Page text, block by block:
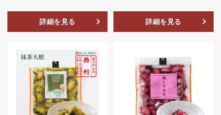
詳細を見る 詳細を見る